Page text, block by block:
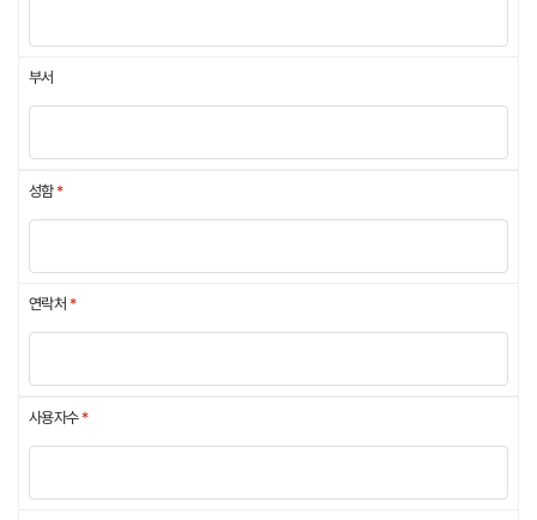
- 전자메일: 회원제 서비스 이용에 따른 본인확인 및 개인식별에 이용
- 이름: 고지사항 전달, 불만처리, 고객문의 답변 등 회원관리에 이용
- 휴대전화번호: 휴대폰 문자 발신자 확인 및 스팸문자 발송자 차단에 이용
이용
- 모든 개인정보는 자사가 제공하는 서비스/제품 및 이벤트 행사에 따른 정
보 전달 및 광고 게재를 위하여 이용
3. 개인정보의 보유 및 이용기간
(1) 원칙적으로, 개인정보 수집 및 이용목적이 달성된 후에는 해당 정보를 지
동안 다른 정보와 구분하여 내부 지침에 따라 보존하며, 보존기간 동안 절대
다른 용도로 이용되지 않습니다.
재 가입시 데이터 백업정보
부서
성함*
연락처 *
사용자수*